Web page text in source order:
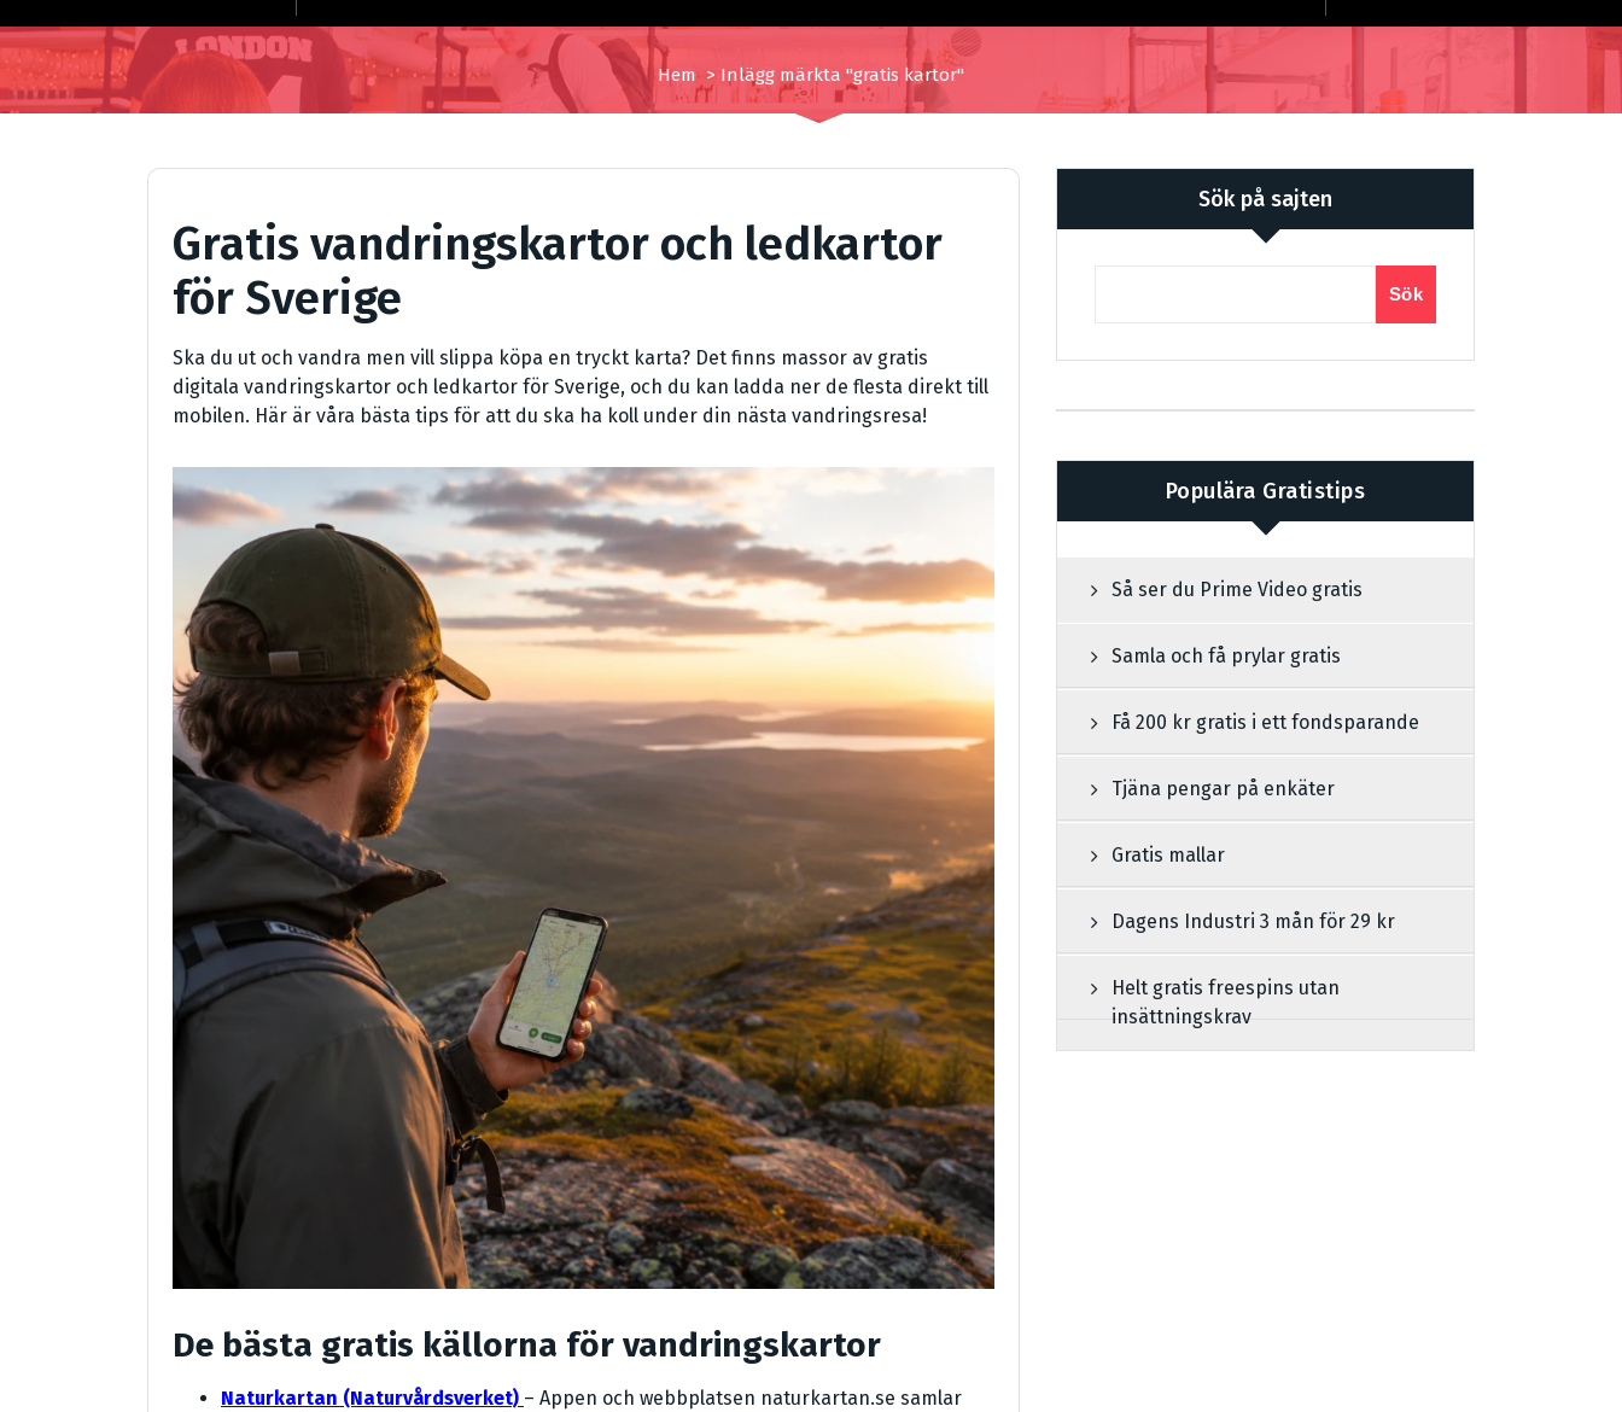
Hem> Inlägg märkta "gratis kartor"
Gratis vandringskartor och ledkartor
för Sverige
Ska du ut och vandra men vill slippa köpa en tryckt karta? Det finns massor av gratis
digitala vandringskartor och ledkartor för Sverige, och du kan ladda ner de flesta direkt till
mobilen. Här är våra bästa tips för att du ska ha koll under din nästa vandringsresa!
De bästa gratis källorna för vandringskartor
Naturkartan (Naturvårdsverket) – Appen och webbplatsen naturkartan.se samlar
Sök på sajten
Sök
Populära Gratistips
Så ser du Prime Video gratis
Samla och få prylar gratis
Få 200 kr gratis i ett fondsparande
Tjäna pengar på enkäter
Gratis mallar
Dagens Industri 3 mån för 29 kr
Helt gratis freespins utan
insättningskrav